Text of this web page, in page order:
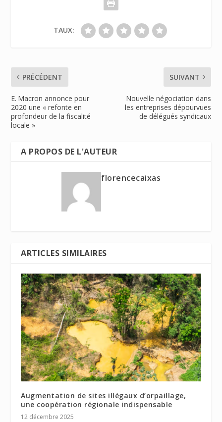
TAUX:
PRÉCÉDENT
E. Macron annonce pour
2020 une « refonte en
profondeur de la fiscalité
locale »
SUIVANT
Nouvelle négociation dans
les entreprises dépourvues
de délégués syndicaux
A PROPOS DE L'AUTEUR
florencecaixas
ARTICLES SIMILAIRES
Augmentation de sites illégaux d’orpaillage,
une coopération régionale indispensable
12 décembre 2025